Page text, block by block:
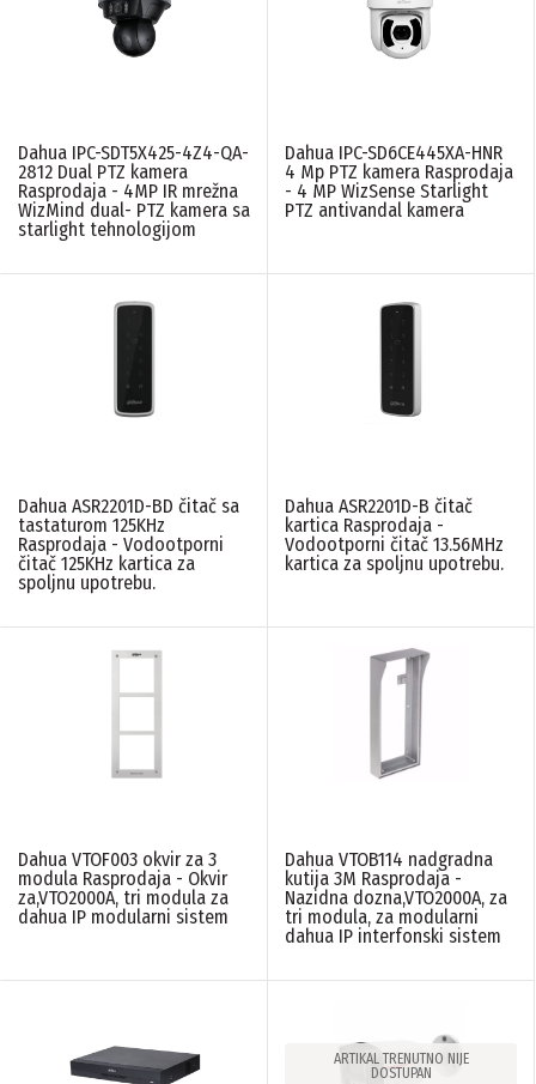
Dahua IPC-SDT5X425-4Z4-QA-
2812 Dual PTZ kamera
Rasprodaja - 4MP IR mrežna
WizMind dual- PTZ kamera sa
starlight tehnologijom
Dahua IPC-SD6CE445XA-HNR
4 Mp PTZ kamera Rasprodaja
- 4 MP WizSense Starlight
PTZ antivandal kamera
Dahua ASR2201D-BD čitač sa
tastaturom 125KHz
Rasprodaja - Vodootporni
čitač 125KHz kartica za
spoljnu upotrebu.
Dahua ASR2201D-B čitač
kartica Rasprodaja -
Vodootporni čitač 13.56MHz
kartica za spoljnu upotrebu.
Dahua VTOF003 okvir za 3
modula Rasprodaja - Okvir
za,VTO2000A, tri modula za
dahua IP modularni sistem
Dahua VTOB114 nadgradna
kutija 3M Rasprodaja -
Nazidna dozna,VTO2000A, za
tri modula, za modularni
dahua IP interfonski sistem
ARTIKAL TRENUTNO NIJE
DOSTUPAN